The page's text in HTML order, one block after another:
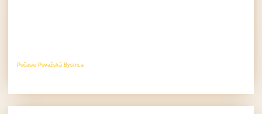
Počasie Považská Bystrica